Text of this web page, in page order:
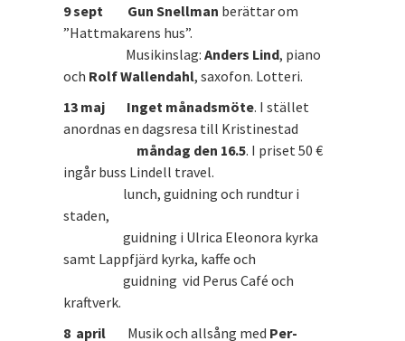
9 sept
Gun Snellman berättar om
”Hattmakarens hus”.
Musikinslag: Anders Lind, piano
och Rolf Wallendahl, saxofon. Lotteri.
13 maj Inget månadsmöte. I stället
anordnas en dagsresa till Kristinestad
måndag den 16.5. I priset 50 €
ingår buss Lindell travel.
lunch, guidning och rundtur i
staden,
guidning i Ulrica Eleonora kyrka
samt Lappfjärd kyrka, kaffe och
guidning vid Perus Café och
kraftverk.
8 april Musik och allsång med Per-